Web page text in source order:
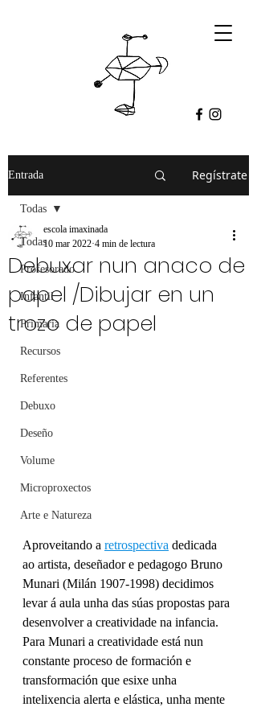
Entrada Regístrate
Todas
Profesorado
Infantil
Primaria
Recursos
Referentes
Debuxo
Deseño
Volume
Microproxectos
Arte e Natureza
Todas
Debuxar nun anaco de
papel /Dibujar en un
trozo de papel
escola imaxinada
10 mar 2022 4 min de lectura
Aproveitando a retrospectiva dedicada
ao artista, deseñador e pedagogo Bruno
Munari (Milán 1907-1998) decidimos
levar á aula unha das súas propostas para
desenvolver a creatividade na infancia.
Para Munari a creatividade está nun
constante proceso de formación e
transformación que esixe unha
intelixencia alerta e elástica, unha mente